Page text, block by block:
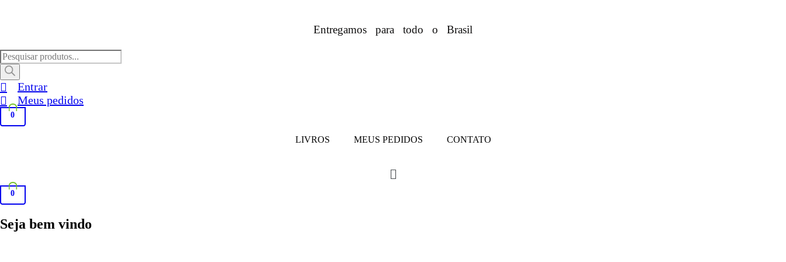
Entregamos para todo o Brasil
Pesquisar
produtos
Entrar
Meus pedidos
0
LIVROS MEUS PEDIDOS CONTATO
0
Seja bem vindo